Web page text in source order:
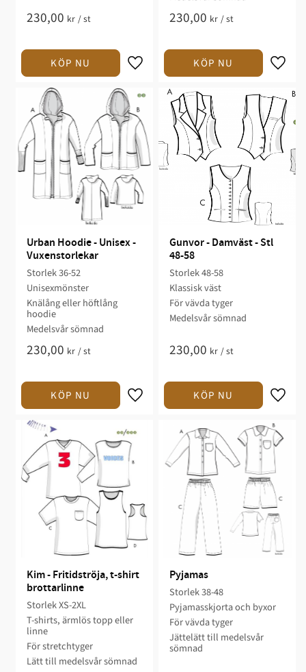
230,00 kr /st 230,00 kr /st
Urban Hoodie - Unisex -
Vuxenstorlekar
Storlek 36-52​
Unisexmönster
Knälång eller höftlång
hoodie
​Medelsvår sömnad​​​​​
230,00 kr /st
Gunvor - Damväst - Stl
48-58
Storlek 48-58​
Klassisk väst​
​För vävda tyger​
Medelsvår sömnad​​​
230,00 kr /st
Kim - Fritidströja, t-shirt
brottarlinne
Storlek XS-2XL​
T-shirts, ärmlös topp eller
linne​​​​
För stretchtyger​
​Lätt till medelsvår sömnad​​
Pyjamas
Storlek 38-48​​
Pyjamasskjorta och byxor​​​​
För vävda tyger
​Jättelätt till medelsvår
sömnad​